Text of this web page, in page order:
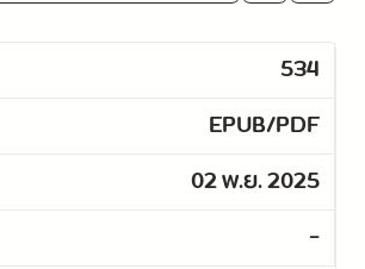
534
EPUB/PDF
02 พ.ย. 2025
-